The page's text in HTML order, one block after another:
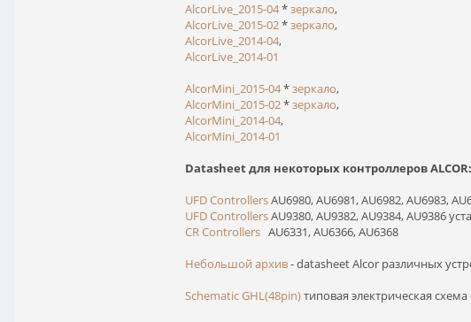
AlcorLive_2015-04*зеркало,
AlcorLive_2015-02*зеркало,
AlcorLive_2014-04,
AlcorLive_2014-01
AlcorMini_2015-04*зеркало,
AlcorMini_2015-02*зеркало,
AlcorMini_2014-04,
AlcorMini_2014-01
Datasheet для некоторых контроллеров ALCOR:
UFD ControllersAU6980, AU6981, AU6982, AU6983,
UFD ControllersAU9380, AU9382, AU9384, AU9386
CR Controllers AU6331, AU6366, AU6368
Небольшой архив- datasheet Alcor различных
Schematic GHL(48pin)типовая электрическая